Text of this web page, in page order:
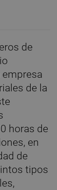
de
de la
horas de
en
de
tipos